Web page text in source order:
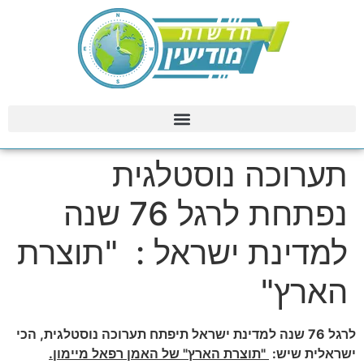
תערוכה נוסטלגית
נפתחת לרגל 76 שנה
למדינת ישראל : "תוצרת
הארץ"
לרגל 76 שנה למדינת ישראל תיפתח תערוכה נוסטלגית, הכי
ישראלית שיש: "תוצרת הארץ" של האמן רפאל מיימון.